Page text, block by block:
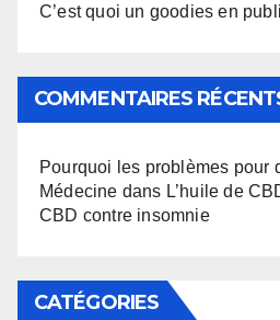
C’est quoi un goodies en
COMMENTAIRES
Pourquoi les problèmes pour
Médecine dans L’huile de
CBD contre insomnie
CATÉGORIES